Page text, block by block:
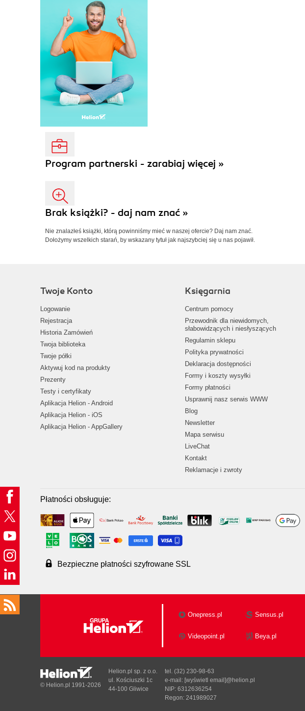
Program partnerski - zarabiaj więcej »
Brak książki? - daj nam znać »
Nie znalazłeś książki, którą powinniśmy mieć w naszej ofercie? Daj nam znać.
Dołożymy wszelkich starań, by wskazany tytuł jak najszybciej się u nas pojawił.
Twoje Konto
Logowanie
Rejestracja
Historia Zamówień
Twoja biblioteka
Twoje półki
Aktywuj kod na produkty
Prezenty
Testy i certyfikaty
Aplikacja Helion - Android
Aplikacja Helion - iOS
Aplikacja Helion - AppGallery
Księgarnia
Centrum pomocy
Przewodnik dla niewidomych,
słabowidzących i niesłyszących
Regulamin sklepu
Polityka prywatności
Deklaracja dostępności
Formy i koszty wysyłki
Formy płatności
Usprawnij nasz serwis WWW
Blog
Newsletter
Mapa serwisu
LiveChat
Kontakt
Reklamacje i zwroty
Płatności obsługuje:
Bezpieczne płatności szyfrowane SSL
Onepress.pl Sensus.pl
Videopoint.pl Beya.pl
© Helion.pl 1991-2026
Helion.pl sp. z o.o.
ul. Kościuszki 1c
44-100 Gliwice
tel. (32) 230-98-63
e-mail: [wyświetl email]@helion.pl
NIP: 6312636254
Regon: 241989027